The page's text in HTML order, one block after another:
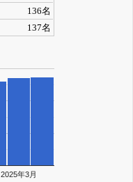
136名
137名
2025年3月